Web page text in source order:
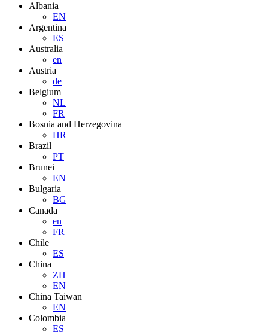
Albania
EN
Argentina
ES
Australia
en
Austria
de
Belgium
NL
FR
Bosnia and Herzegovina
HR
Brazil
PT
Brunei
EN
Bulgaria
BG
Canada
en
FR
Chile
ES
China
ZH
EN
China Taiwan
EN
Colombia
ES